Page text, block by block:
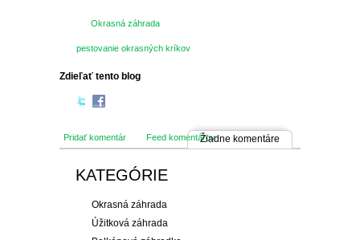
Okrasná záhrada
pestovanie okrasných kríkov
Zdieľať tento blog
Pridať komentár Feed komentárovŽiadne komentáre
KATEGÓRIE
Okrasná záhrada
Úžitková záhrada